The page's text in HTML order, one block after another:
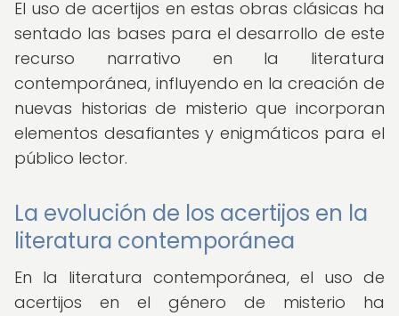
El uso de acertijos en estas obras clásicas ha
sentado las bases para el desarrollo de este
recurso narrativo en la literatura
contemporánea, influyendo en la creación de
nuevas historias de misterio que incorporan
elementos desafiantes y enigmáticos para el
público lector.
La evolución de los acertijos en la
literatura contemporánea
En la literatura contemporánea, el uso de
acertijos en el género de misterio ha